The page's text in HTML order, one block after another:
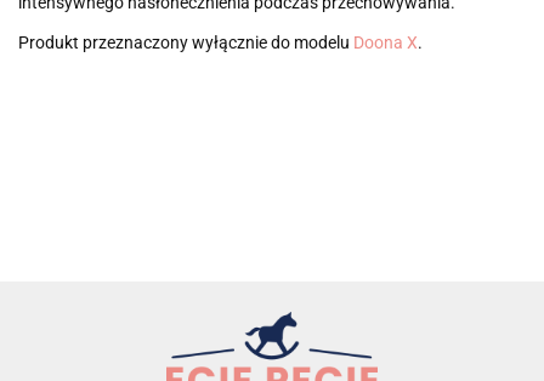
Produkt przeznaczony wyłącznie do modelu Doona X.